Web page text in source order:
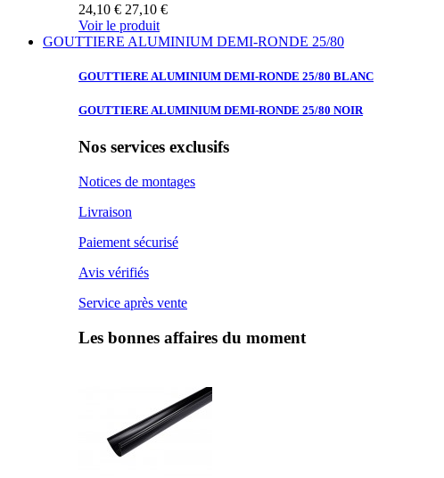
24,10 € 27,10 €
Voir le produit
GOUTTIERE ALUMINIUM DEMI-RONDE 25/80
GOUTTIERE ALUMINIUM DEMI-RONDE 25/80 BLANC
GOUTTIERE ALUMINIUM DEMI-RONDE 25/80 NOIR
Nos services exclusifs
Notices de montages
Livraison
Paiement sécurisé
Avis vérifiés
Service après vente
Les bonnes affaires du moment